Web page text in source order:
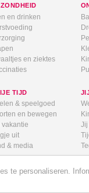
te personaliseren.
en drinken
en ziektes
TIJD
& speelgoed
en bewegen
vakantie
uit
& media
Jij